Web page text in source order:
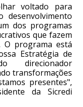
voltado para
desenvolvimento
dos programas
que fazem
O programa está
Estratégia de
direcionador
transformações
presentes",
da Sicredi